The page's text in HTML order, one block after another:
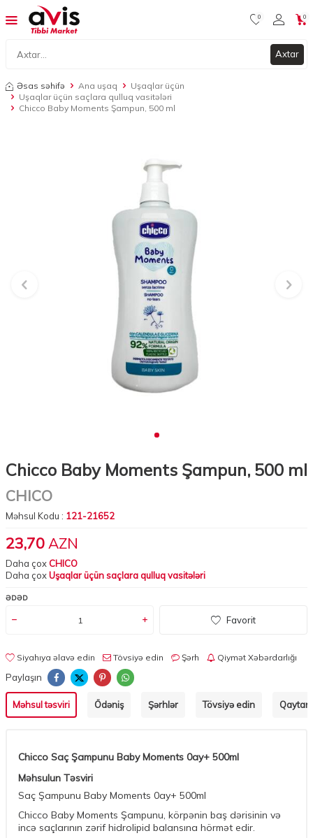
Axtar
0 0
Əsas səhifə Ana uşaq
Uşaqlar üçün
Uşaqlar üçün saçlara qulluq vasitələri
Chicco Baby Moments Şampun, 500 ml
Chicco Baby Moments Şampun, 500 ml
CHICO
Məhsul Kodu : 121-21652
23,70 AZN
Daha çoxCHICO
Daha çoxUşaqlar üçün saçlara qulluq vasitələri
ƏDƏD
Favorit
Siyahıya əlavə edin Tövsiyə edin Şərh Qiymət Xəbərdarlığı
Paylaşın
Məhsul təsviri Ödəniş Şərhlər Tövsiyə edin
Chicco Saç Şampunu Baby Moments 0ay+ 500ml
Məhsulun Təsviri
Saç Şampunu Baby Moments 0ay+ 500ml
Chicco Baby Moments Şampunu, körpənin baş dərisinin və
incə saçlarının zərif hidrolipid balansına hörmət edir.